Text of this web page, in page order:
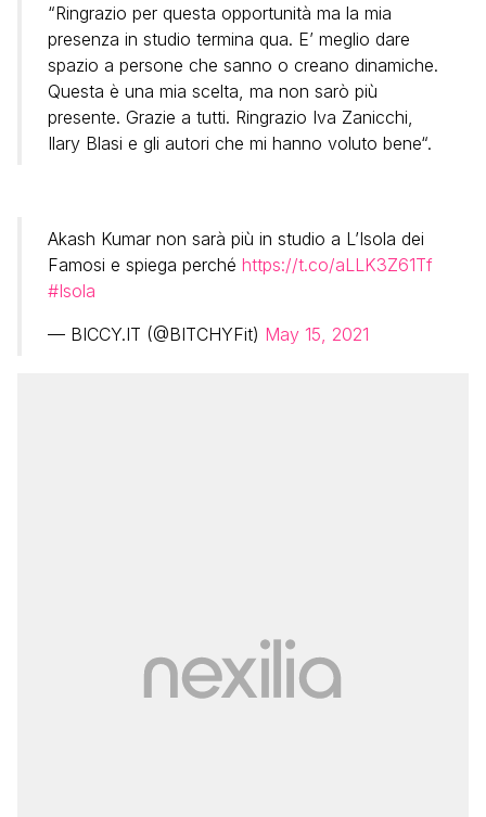
“Ringrazio per questa opportunità ma la mia
presenza in studio termina qua. E’ meglio dare
spazio a persone che sanno o creano dinamiche.
Questa è una mia scelta, ma non sarò più
presente. Grazie a tutti. Ringrazio Iva Zanicchi,
Ilary Blasi e gli autori che mi hanno voluto bene“.
Akash Kumar non sarà più in studio a L’Isola dei
Famosi e spiega perché https://t.co/aLLK3Z61Tf
#Isola
— BICCY.IT (@BITCHYFit) May 15, 2021